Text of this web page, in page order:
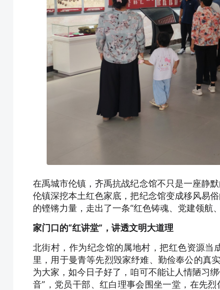
在禹城市伦镇，齐禹抗战纪念馆不只是一座静
伦镇深挖本土红色家底，把纪念馆变成移风易
的铿锵力量，走出了一条“红色铸魂、党建领航
家门口的“红讲堂”，讲透文明大道理
北街村，作为纪念馆的属地村，把红色资源当
里，用于曼青等先烈毁家纾难、勤俭奉公的真
为大家，如今日子好了，咱可不能让人情陋习
音”，党员干部、红白理事会围坐一堂，在先